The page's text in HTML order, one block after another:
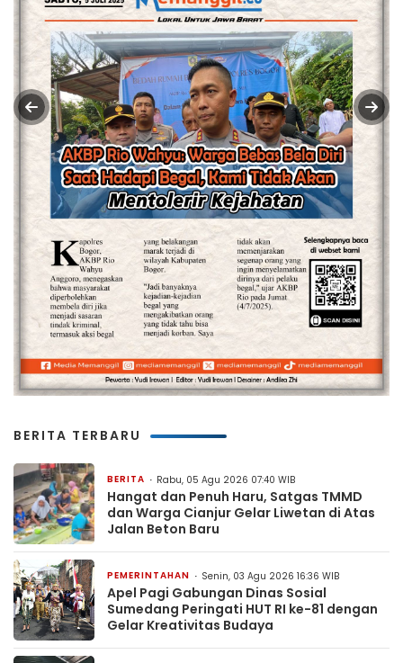
BERITA TERBARU
BERITA Rabu, 05 Agu 2026 07:40 WIB
Hangat dan Penuh Haru, Satgas TMMD
dan Warga Cianjur Gelar Liwetan di Atas
Jalan Beton Baru
PEMERINTAHAN Senin, 03 Agu 2026 16:36 WIB
Apel Pagi Gabungan Dinas Sosial
Sumedang Peringati HUT RI ke-81 dengan
Gelar Kreativitas Budaya